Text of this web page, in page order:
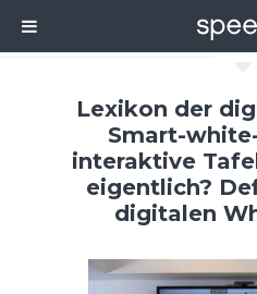
Lexikon der
Smart-
interaktive
eigentlich?
digitalen